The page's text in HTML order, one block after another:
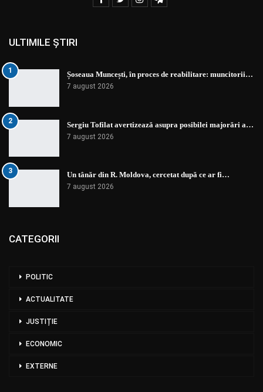
ULTIMILE ȘTIRI
1 Șoseaua Muncești, în proces de reabilitare: muncitorii…
7 august 2026
2 Sergiu Tofilat avertizează asupra posibilei majorări a…
7 august 2026
3 Un tânăr din R. Moldova, cercetat după ce ar fi…
7 august 2026
CATEGORII
POLITIC
ACTUALITATE
JUSTIȚIE
ECONOMIC
EXTERNE